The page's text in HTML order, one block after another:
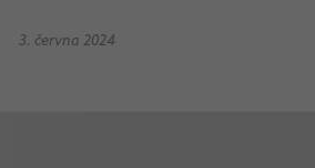
3. června 2024